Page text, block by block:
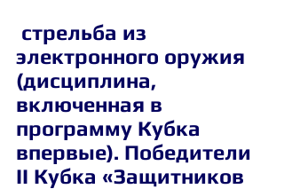
стрельба из
электронного оружия
(дисциплина,
включенная в
программу Кубка
впервые). Победители
II Кубка «Защитников